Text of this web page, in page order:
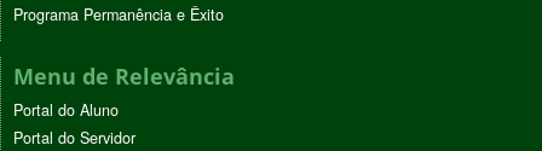
Programa Permanência e Êxito
Menu de Relevância
Portal do Aluno
Portal do Servidor